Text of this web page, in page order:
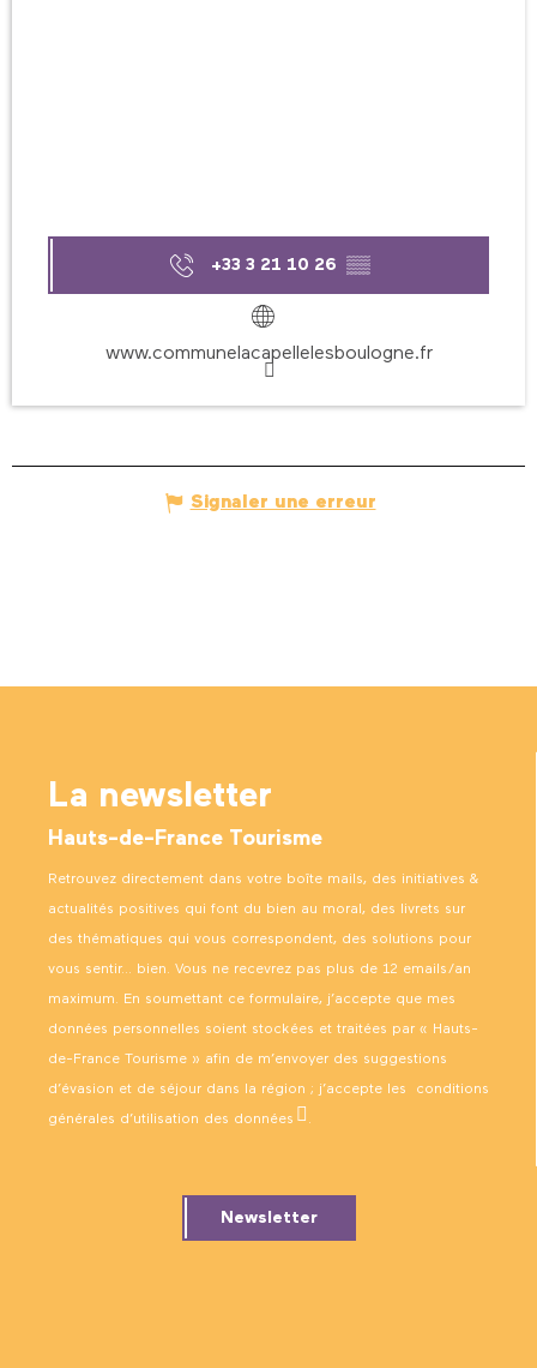
+33 3 21 10 26 ▒▒
www.communelacapellelesboulogne.fr
Signaler une erreur
La newsletter
Hauts-de-France Tourisme
Retrouvez directement dans votre boîte mails, des initiatives &
actualités positives qui font du bien au moral, des livrets sur
des thématiques qui vous correspondent, des solutions pour
vous sentir… bien. Vous ne recevrez pas plus de 12 emails/an
maximum. En soumettant ce formulaire, j’accepte que mes
données personnelles soient stockées et traitées par « Hauts-
de-France Tourisme » afin de m’envoyer des suggestions
d’évasion et de séjour dans la région ; j’accepte les conditions
générales d’utilisation des données .
Newsletter